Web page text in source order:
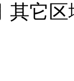
其它